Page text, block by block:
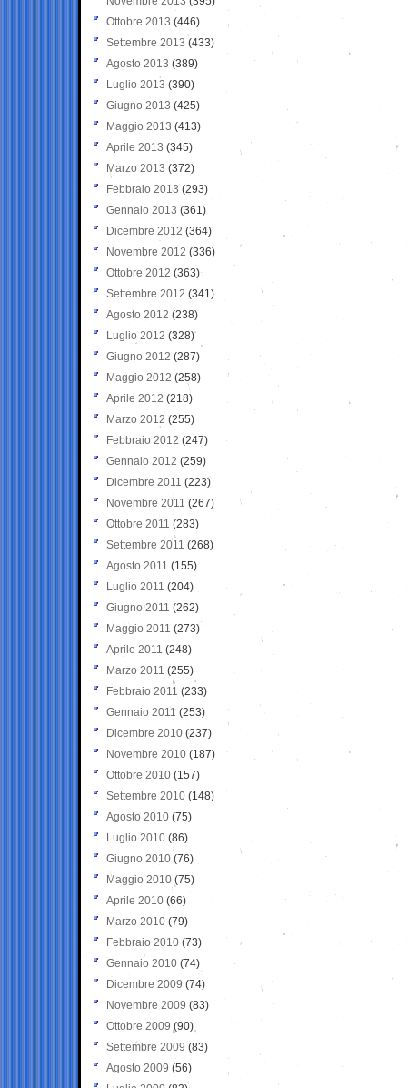
Ottobre 2013 (446)
Settembre 2013 (433)
Agosto 2013 (389)
Luglio 2013 (390)
Giugno 2013 (425)
Maggio 2013 (413)
Aprile 2013 (345)
Marzo 2013 (372)
Febbraio 2013 (293)
Gennaio 2013 (361)
Dicembre 2012 (364)
Novembre 2012 (336)
Ottobre 2012 (363)
Settembre 2012 (341)
Agosto 2012 (238)
Luglio 2012 (328)
Giugno 2012 (287)
Maggio 2012 (258)
Aprile 2012 (218)
Marzo 2012 (255)
Febbraio 2012 (247)
Gennaio 2012 (259)
Dicembre 2011 (223)
Novembre 2011 (267)
Ottobre 2011 (283)
Settembre 2011 (268)
Agosto 2011 (155)
Luglio 2011 (204)
Giugno 2011 (262)
Maggio 2011 (273)
Aprile 2011 (248)
Marzo 2011 (255)
Febbraio 2011 (233)
Gennaio 2011 (253)
Dicembre 2010 (237)
Novembre 2010 (187)
Ottobre 2010 (157)
Settembre 2010 (148)
Agosto 2010 (75)
Luglio 2010 (86)
Giugno 2010 (76)
Maggio 2010 (75)
Aprile 2010 (66)
Marzo 2010 (79)
Febbraio 2010 (73)
Gennaio 2010 (74)
Dicembre 2009 (74)
Novembre 2009 (83)
Ottobre 2009 (90)
Settembre 2009 (83)
Agosto 2009 (56)